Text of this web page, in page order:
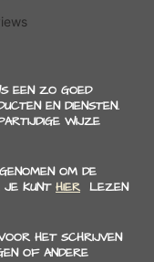
EEN ZO GOED
EN DIENSTEN.
WIJZE
OM DE
JE KUNT HIER LEZEN
HET SCHRIJVEN
OF ANDERE